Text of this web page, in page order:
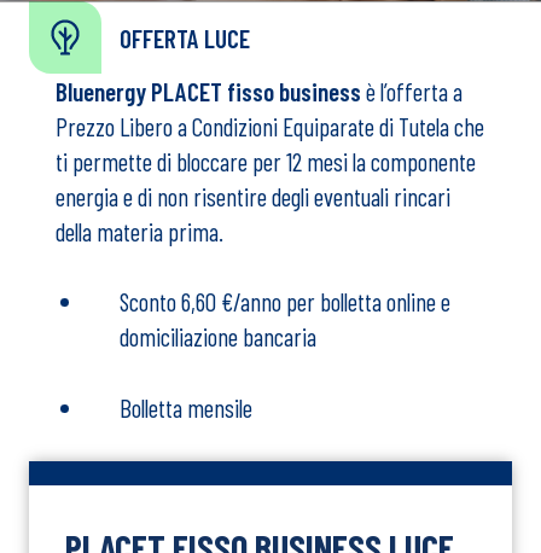
OFFERTA LUCE
Bluenergy PLACET fisso business è l’offerta a
Prezzo Libero a Condizioni Equiparate di Tutela che
ti permette di bloccare per 12 mesi la componente
energia e di non risentire degli eventuali rincari
della materia prima.
Sconto 6,60 €/anno per bolletta online e
domiciliazione bancaria
Bolletta mensile